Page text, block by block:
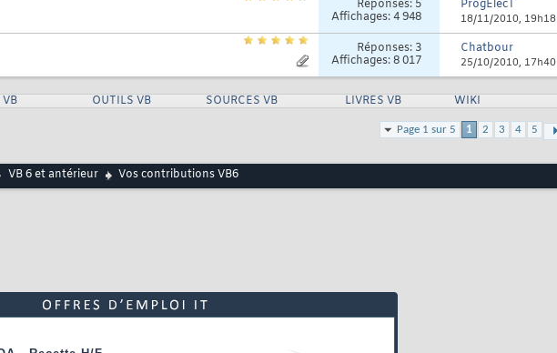
Réponses: 5
Affichages: 4 948
ProgElecT
18/11/2010, 19h18
Réponses: 3
Affichages: 8 017
Chatbour
25/10/2010, 17h40
OUTILS VB SOURCES VB LIVRES VB WIKI
Page 1 sur 5 1 2 3 4 5
VB 6 et antérieur Vos contributions VB6